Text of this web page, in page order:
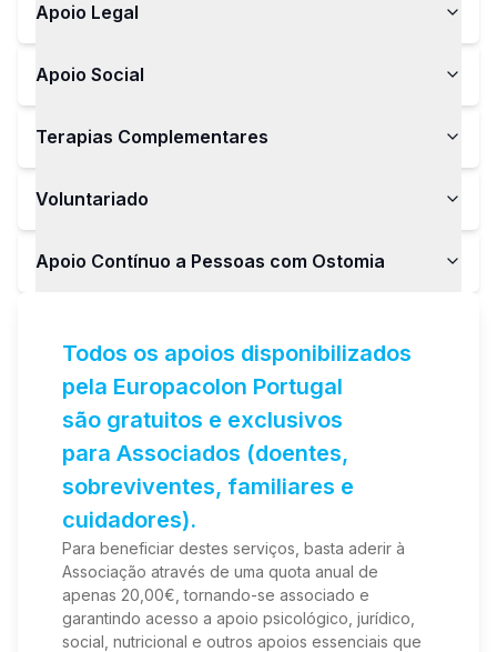
Apoio Legal
Apoio Social
Terapias Complementares
Voluntariado
Apoio Contínuo a Pessoas com Ostomia
Todos os apoios disponibilizados
pela Europacolon Portugal
são gratuitos e exclusivos
para Associados (doentes,
sobreviventes, familiares e
cuidadores).
Para beneficiar destes serviços, basta aderir à
Associação através de uma quota anual de
apenas 20,00€, tornando-se associado e
garantindo acesso a apoio psicológico, jurídico,
social, nutricional e outros apoios essenciais que